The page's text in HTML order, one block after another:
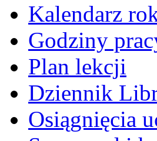
Kalendarz
Godziny
Plan lekcji
Dziennik
Osiągnięcia